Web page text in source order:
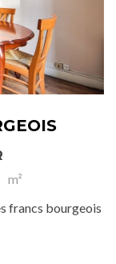
m²
francs bourgeois